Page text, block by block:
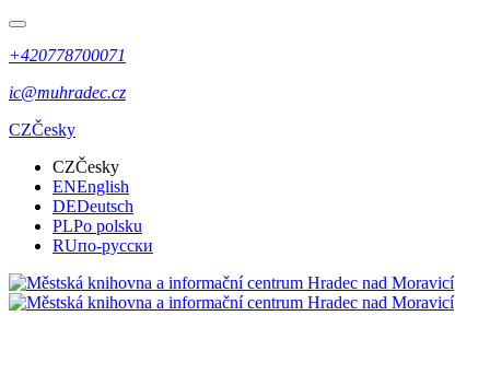
+420778700071
ic@muhradec.cz
CZČesky
CZČesky
ENEnglish
DEDeutsch
PLPo polsku
RUпо-русски